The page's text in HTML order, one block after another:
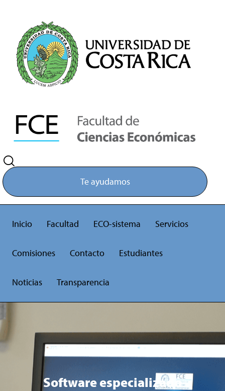
Te ayudamos
Inicio Facultad ECO-sistema Servicios
Comisiones Contacto Estudiantes
Noticias Transparencia
Software especializado